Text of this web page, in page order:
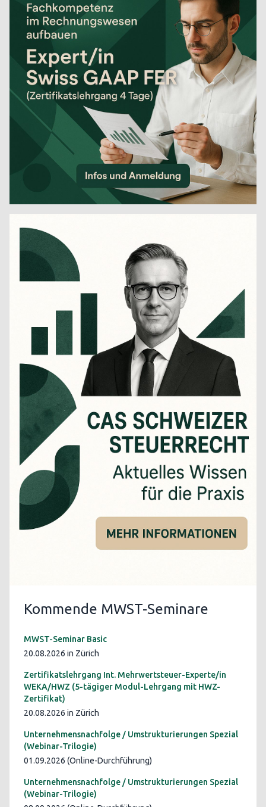
Kommende MWST-Seminare
MWST-Seminar Basic
20.08.2026 in Zürich
Zertifikatslehrgang Int. Mehrwertsteuer-Experte/in
WEKA/HWZ (5-tägiger Modul-Lehrgang mit HWZ-
Zertifikat)
20.08.2026 in Zürich
Unternehmensnachfolge / Umstrukturierungen Spezial
(Webinar-Trilogie)
01.09.2026 (Online-Durchführung)
Unternehmensnachfolge / Umstrukturierungen Spezial
(Webinar-Trilogie)